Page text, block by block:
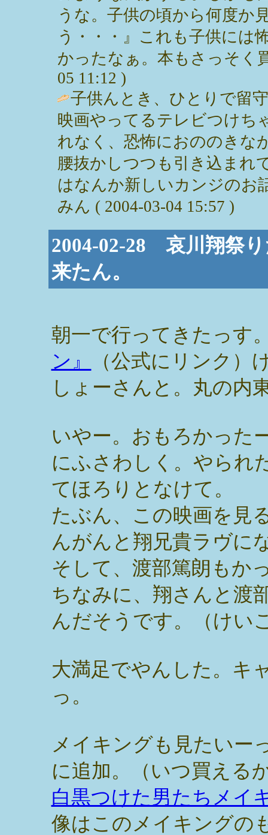
うな。子供の頃から何度か
う・・・』これも子供には
かったなぁ。本もさっそく
05 11:12 )
子供んとき、ひとりで留
映画やってるテレビつけち
れなく、恐怖におののきな
腰抜かしつつも引き込まれ
はなんか新しいカンジのお
みん ( 2004-03-04 15:57 )
2004-02-28 哀川翔祭
来たん。
朝一で行ってきたっす
ン』
（公式にリンク）
しょーさんと。丸の内
いやー。おもろかった
にふさわしく。やられ
てほろりとなけて。
たぶん、この映画を見
んがんと翔兄貴ラヴに
そして、渡部篤朗もか
ちなみに、翔さんと渡
んだそうです。（けい
大満足でやんした。キ
っ。
メイキングも見たいー
に追加。（いつ買える
白黒つけた男たちメイ
像はこのメイキングの